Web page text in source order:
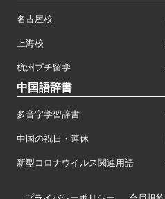
名古屋校
上海校
杭州プチ留学
中国語辞書
多音字学習辞書
中国の祝日・連休
新型コロナウイルス関連用語